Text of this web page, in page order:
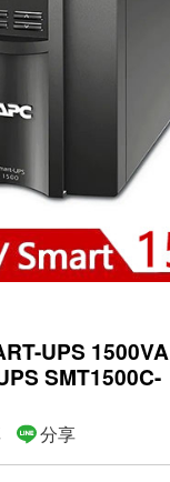
UPS 1500VA
SMT1500C-
分享